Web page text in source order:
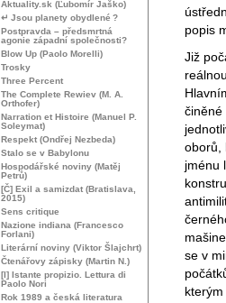
popis
Již
činěné
oborů,
jménu
se v
kterým
Aktuality.sk (Ľubomír Jaško)
↵ Jsou planety obydlené ?
Postpravda – předsmrtná
agonie západní společnosti?
Blow Up (Paolo Morelli)
Trosky
Three Percent
The Complete Rewiev (M. A.
Orthofer)
Narration et Histoire (Manuel P.
Soleymat)
Respekt (Ondřej Nezbeda)
Stalo se v Babylonu
Hospodářské noviny (Matěj
Petrů)
[Č] Exil a samizdat (Bratislava,
2015)
Sens critique
Nazione indiana (Francesco
Forlani)
Literární noviny (Viktor Šlajchrt)
Čtenářovy zápisky (Martin N.)
[I] Istante propizio. Lettura di
Paolo Nori
Rok 1989 a česká literatura